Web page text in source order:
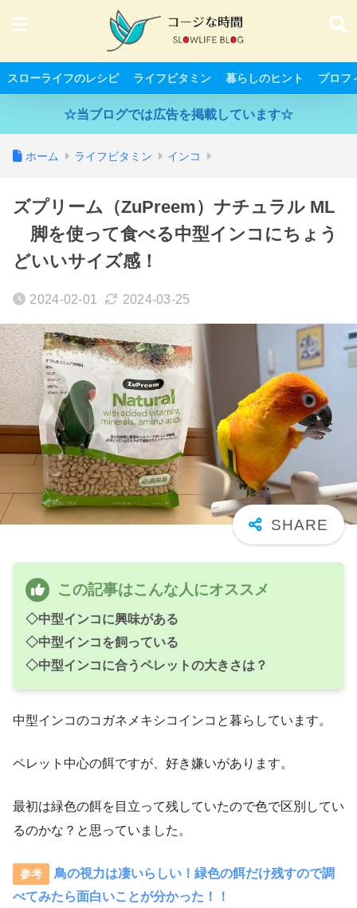
スローライフのレシピ ライフビタミン 暮らしのヒント プロフ
☆当ブログでは広告を掲載しています☆
ホーム ライフビタミン インコ
ズプリーム（ZuPreem）ナチュラル ML
脚を使って食べる中型インコにちょう
どいいサイズ感！
2024-02-01 2024-03-25
この記事はこんな人にオススメ
◇中型インコに興味がある
◇中型インコを飼っている
◇中型インコに合うペレットの大きさは？
中型インコのコガネメキシコインコと暮らしています。
ペレット中心の餌ですが、好き嫌いがあります。
最初は緑色の餌を目立って残していたので色で区別してい
るのかな？と思っていました。
鳥の視力は凄いらしい！緑色の餌だけ残すので調
べてみたら面白いことが分かった！！